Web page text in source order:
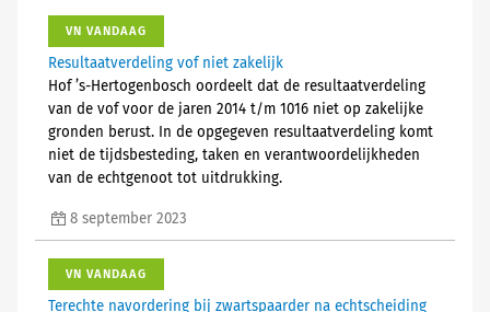
VN VANDAAG
Resultaatverdeling vof niet zakelijk
Hof ’s-Hertogenbosch oordeelt dat de resultaatverdeling
van de vof voor de jaren 2014 t/m 1016 niet op zakelijke
gronden berust. In de opgegeven resultaatverdeling komt
niet de tijdsbesteding, taken en verantwoordelijkheden
van de echtgenoot tot uitdrukking.
8 september 2023
VN VANDAAG
Terechte navordering bij zwartspaarder na echtscheiding